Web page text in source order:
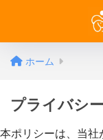
ホーム
プライバシ
本ポリシーは、当